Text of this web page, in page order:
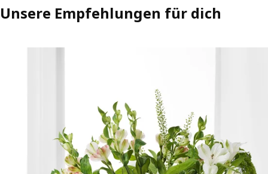
Unsere Empfehlungen für dich